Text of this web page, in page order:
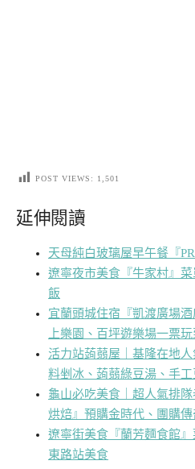
POST VIEWS: 1,501
延伸閱讀
天母純白玻璃屋早午餐『
遼寧夜市美食『牛家村』
飯
宜蘭頭城住宿『凱渡廣場
上樂園、百坪遊樂場一票
活力站蒟蒻屋｜基隆在地
料剉冰、蒟蒻綠豆湯、手工
龜山必吃美食｜超人氣排
烘焙』預購金時代、團購
遼寧街美食『蘭芳麵食館
東路站美食